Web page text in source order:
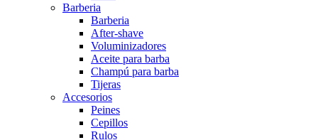
Barberia
Barberia
After-shave
Voluminizadores
Aceite para barba
Champú para barba
Tijeras
Accesorios
Peines
Cepillos
Rulos